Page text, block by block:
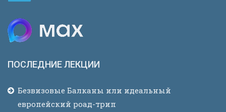
ПОСЛЕДНИЕ ЛЕКЦИИ
Безвизовые Балканы или идеальный
европейский роад-трип